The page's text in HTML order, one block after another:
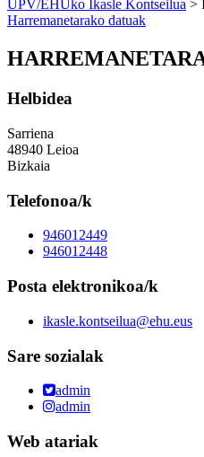
UPV/EHUko Ikasle Kontseilua >
Harremanetarako datuak
Helbidea
Sarriena
48940 Leioa
Bizkaia
Telefonoa/k
946012449
946012448
Posta elektronikoa/k
ikasle.kontseilua@ehu.eus
Sare sozialak
admin
admin
Web atariak